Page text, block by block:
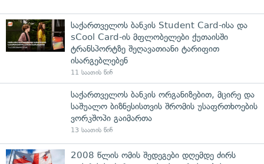
საქართველოს ბანკის Student Card-ისა და
sCool Card-ის მფლობელები ქუთაისში
ტრანსპორტზე შეღავათიანი ტარიფით
ისარგებლებენ
11 საათის წინ
საქართველოს ბანკის ორგანიზებით, მცირე და
საშუალო ბიზნესისთვის შრომის უსაფრთხოების
ვორკშოპი გაიმართა
13 საათის წინ
2008 წლის ომის შედეგები დღემდე ძირს